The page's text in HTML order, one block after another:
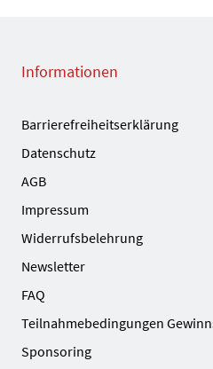
Informationen
Barrierefreiheitserklärung
Datenschutz
AGB
Impressum
Widerrufsbelehrung
Newsletter
FAQ
Teilnahmebedingungen
Sponsoring